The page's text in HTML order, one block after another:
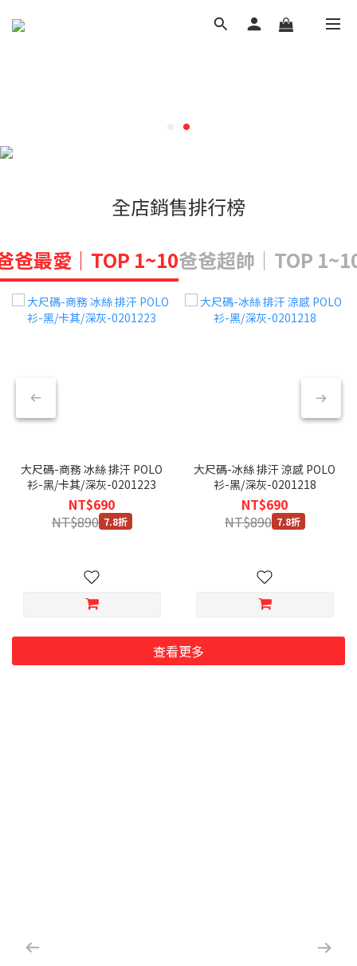
全店銷售排行榜
爸最愛｜TOP 1~10爸爸超帥｜TOP
大尺碼-商務 冰絲 排汗 POLO
衫-黑/卡其/深灰-0201223
NT$690
NT$890 7.8折
大尺碼-冰絲 排汗 涼感 POLO
衫-黑/深灰-0201218
NT$690
NT$890 7.8折
查看更多